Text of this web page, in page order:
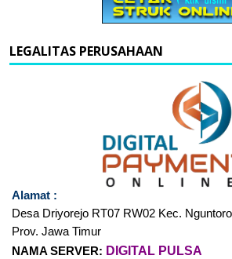
LEGALITAS PERUSAHAAN
Alamat :
Desa Driyorejo RT07 RW02 Kec.
Prov. Jawa Timur
NAMA SERVER: DIGITAL PULSA